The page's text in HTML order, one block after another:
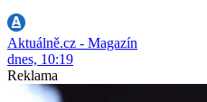
Aktuálně.cz - Magazín
dnes, 10:19
Reklama